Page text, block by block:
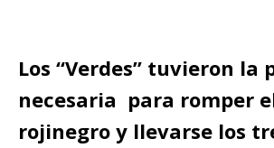
Los “Verdes” tuvieron la
necesaria para romper
rojinegro y llevarse los